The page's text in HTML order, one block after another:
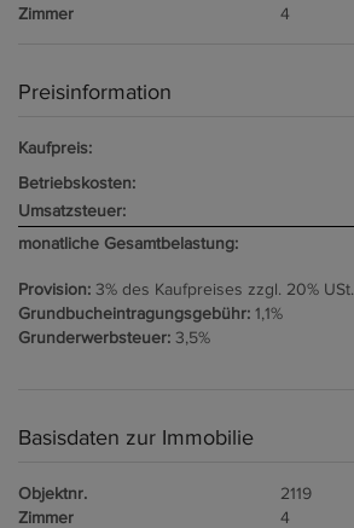
Zimmer 4
Preisinformation
Kaufpreis:
Betriebskosten:
Umsatzsteuer:
monatliche Gesamtbelastung:
Provision: 3% des Kaufpreises zzgl. 20% USt.
Grundbucheintragungsgebühr: 1,1%
Grunderwerbsteuer: 3,5%
Basisdaten zur Immobilie
Objektnr.
2119
Zimmer
4